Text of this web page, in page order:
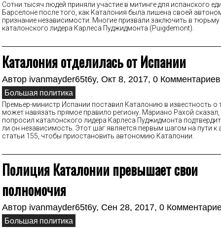
Сотни тысяч людей приняли участие в митинге для испанского
Барселоне после того, как Каталония была лишена своей
признание независимости. Многие призвали заключить в
каталонского лидера Карлеса Пуджидмонта (Puigdemont).
Каталония отделилась от Испании
Автор ivanmayder65t6y, Окт 8, 2017, 0 Комментариев
Большая политика
Премьер-министр Испании поставил Каталонию в известность о
может навязать прямое правило региону. Мариано Рахой сказал,
попросил каталонского лидера Карлеса Пуджидмонта
ли он независимость. Этот шаг является первым шагом на пути к
статьи 155, чтобы приостановить автономию Каталонии.
Полиция Каталонии превышает свои
полномочия
Автор ivanmayder65t6y, Сен 28, 2017, 0
Большая политика